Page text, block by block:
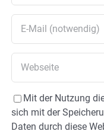
Mit der Nutzung
sich mit der
Daten durch diese